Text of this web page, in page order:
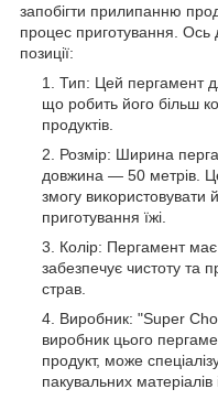
запобігти прилипанню
процес приготування. Ось
позиції:
Тип: Цей пергамент
що робить його більш
продуктів.
Розмір: Ширина
довжина — 50 метрів.
змогу використовувати
приготування їжі.
Колір: Пергамент
забезпечує чистоту та
страв.
Виробник: "Super
виробник цього
продукт, може
пакувальних матеріалів